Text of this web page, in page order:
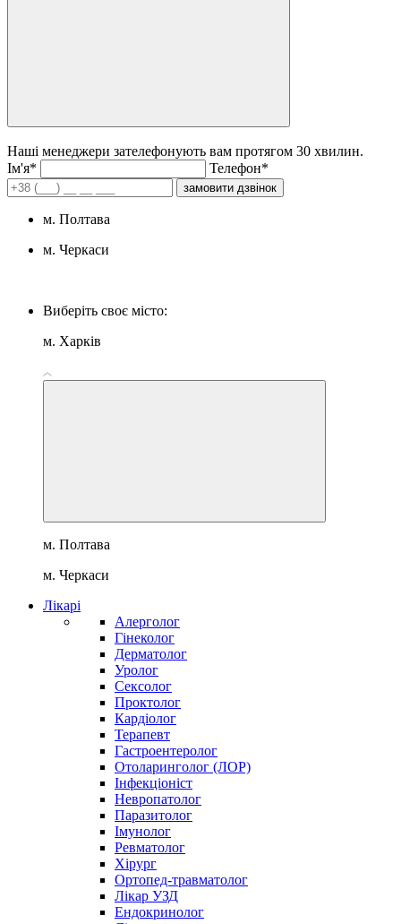
Наші менеджери зателефонують вам протягом 30 хвилин.
Iм'я*
Телефон*
замовити дзвінок
м. Полтава
м. Черкаси
Виберіть своє місто:
м. Харків
м. Полтава
м. Черкаси
Лікарі
Алерголог
Гінеколог
Дерматолог
Уролог
Сексолог
Проктолог
Кардіолог
Терапевт
Гастроентеролог
Отоларинголог (ЛОР)
Інфекціоніст
Невропатолог
Паразитолог
Імунолог
Ревматолог
Хірург
Ортопед-травматолог
Лікар УЗД
Ендокринолог